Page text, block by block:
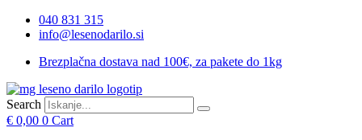
Skip
040 831 315
info@lesenodarilo.si
Brezplačna dostava nad 100€, za pakete do 1kg
Search
€ 0,00 0 Cart